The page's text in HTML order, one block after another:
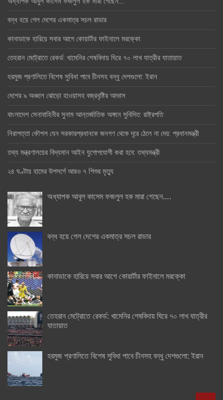
বন্ধ হয়ে গেল দেশের একমাত্র সচল রাডার
কানাডাকে হারিয়ে সবার আগে কোয়ার্টার ফাইনালে মরক্কো
তেহরান মেট্রোতে রেকর্ড: খামেনির শেষবিদায় ঘিরে ৭০ লাখ যাত্রীর যাতায়াত
হরমুজ প্রণালিতে বিশেষ সুবিধা পাবে চীনসহ বন্ধু দেশগুলো: ইরান
দেশের ৯ অঞ্চলে ঝোড়ো হাওয়াসহ বজ্রবৃষ্টির আভাস
বাংলাদেশ সেনাবাহিনীর সুনাম আন্তর্জাতিক অঙ্গনে সুবিদিত: রাষ্ট্রপতি
নিরাপত্তা কৌশল যেন সরকারপ্রধানকে জনগণ থেকে দূরে ঠেলে না দেয়: প্রধানমন্ত্রী
তথ্য মন্ত্রণালয়ের বিদ্যমান আইন যুগোপযোগী করা হবে: তথ্যমন্ত্রী
২৪ ঘণ্টায় হামের উপসর্গে আরও ৭ শিশুর মৃত্যু
অধ্যাপক আবুল কাসেম ফজলুল হক মারা গেছেন….
বন্ধ হয়ে গেল দেশের একমাত্র সচল রাডার
কানাডাকে হারিয়ে সবার আগে কোয়ার্টার ফাইনালে মরক্কো
তেহরান মেট্রোতে রেকর্ড: খামেনির শেষবিদায় ঘিরে ৭০ লাখ যাত্রীর
যাতায়াত
হরমুজ প্রণালিতে বিশেষ সুবিধা পাবে চীনসহ বন্ধু দেশগুলো: ইরান